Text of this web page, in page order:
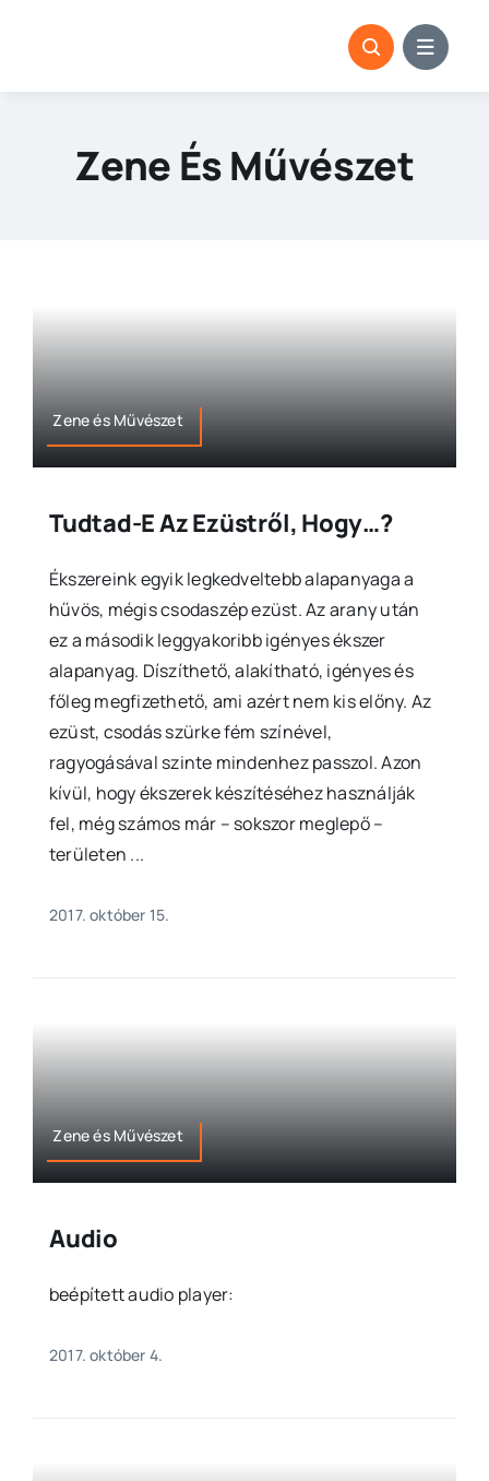
Zene És Művészet
Zene és Művészet
Tudtad-E Az Ezüstről, Hogy…?
Ékszereink egyik legkedveltebb alapanyaga a
hűvös, mégis csodaszép ezüst. Az arany után
ez a második leggyakoribb igényes ékszer
alapanyag. Díszíthető, alakítható, igényes és
főleg megfizethető, ami azért nem kis előny. Az
ezüst, csodás szürke fém színével,
ragyogásával szinte mindenhez passzol. Azon
kívül, hogy ékszerek készítéséhez használják
fel, még számos már – sokszor meglepő –
területen ...
2017. október 15.
Zene és Művészet
Audio
beépített audio player:
2017. október 4.